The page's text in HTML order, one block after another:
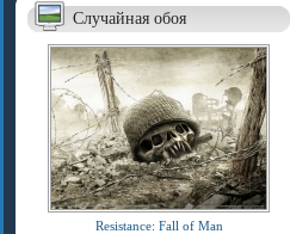
Случайная обоя
Resistance: Fall of Man